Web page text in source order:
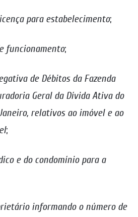
para estabelecimento;
funcionamento;
de Débitos da Fazenda
Geral da Dívida Ativa do
relativos ao imóvel e ao
;
e do condomínio para a
informando o número de